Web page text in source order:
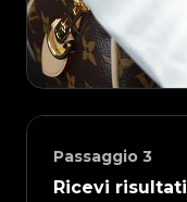
Passaggio 3
Ricevi risultati